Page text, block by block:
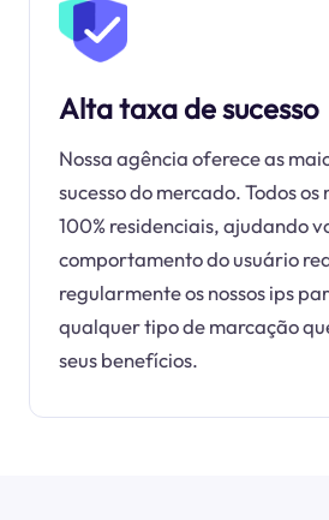
Alta taxa de sucesso
Nossa agência oferece as
sucesso do mercado. Todos os
100% residenciais, ajudando
comportamento do usuário
regularmente os nossos ips
qualquer tipo de marcação
seus benefícios.